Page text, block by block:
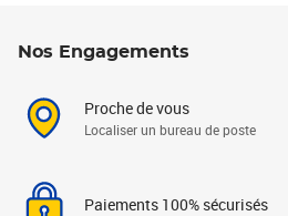
Nos Engagements
Proche de vous
Localiser un bureau de poste
Paiements 100% sécurisés